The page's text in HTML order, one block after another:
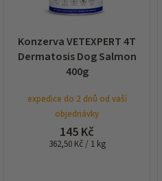
Konzerva VETEXPERT 4T
Dermatosis Dog Salmon
400g
expedice do 2 dnů od vaší
objednávky
145 Kč
Měrná
362,50 Kč / 1 kg